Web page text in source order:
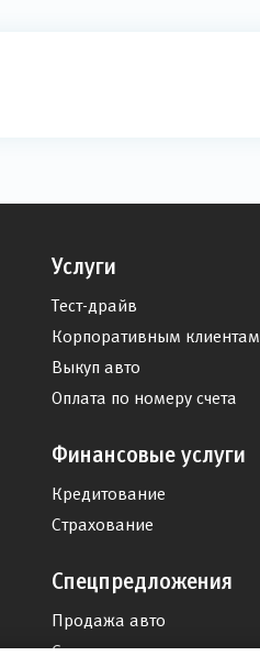
Услуги
Тест-драйв
Корпоративным клиентам
Выкуп авто
Оплата по номеру счета
Финансовые услуги
Кредитование
Страхование
Спецпредложения
Продажа авто
Сервис